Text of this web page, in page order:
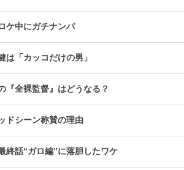
ケ中にガチナンパ
は「カッコだけの男」
『全裸監督』はどうなる？
ドシーン称賛の理由
終話“ガロ編”に落胆したワケ